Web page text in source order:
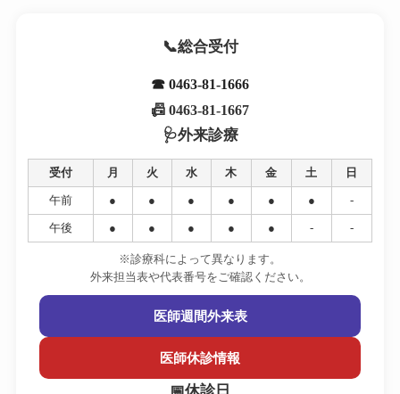
総合受付
☎ 0463-81-1666
📠 0463-81-1667
外来診療
受付 月 火 水 木 金 土 日
午前 ● ● ● ● ● ● -
午後 ● ● ● ● ● - -
※診療科によって異なります。
外来担当表や代表番号をご確認ください。
医師週間外来表
医師休診情報